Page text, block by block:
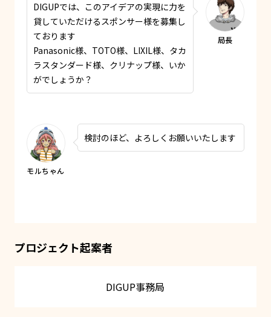
DIGUPでは、このアイデアの実現に力を
貸していただけるスポンサー様を募集し
ております
Panasonic様、TOTO様、LIXIL様、タカ
ラスタンダード様、クリナップ様、いか
がでしょうか？
検討のほど、よろしくお願いいたします
プロジェクト起案者
DIGUP事務局